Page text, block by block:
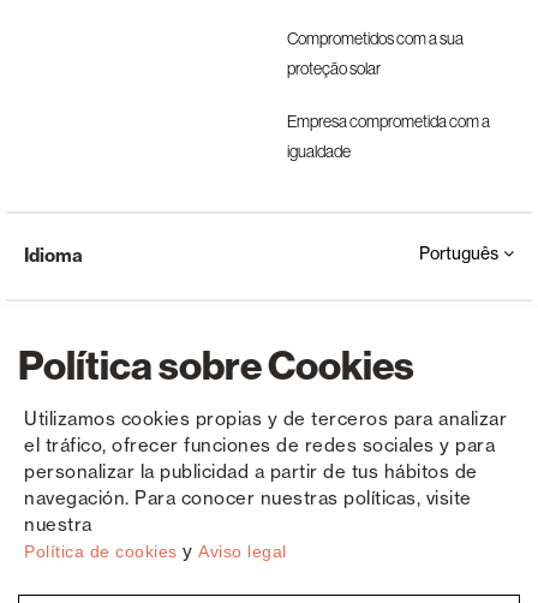
Política sobre Cookies
Utilizamos cookies propias y de terceros para analizar
el tráfico, ofrecer funciones de redes sociales y para
personalizar la publicidad a partir de tus hábitos de
navegación. Para conocer nuestras políticas, visite
nuestra
Política de cookies y Aviso legal
Comprometidos com a sua
proteção solar
Empresa comprometida com a
igualdade
Copyright © Saxun 2023 - 2026 Política de privacidade Aviso Legal Cookies
Idioma Português